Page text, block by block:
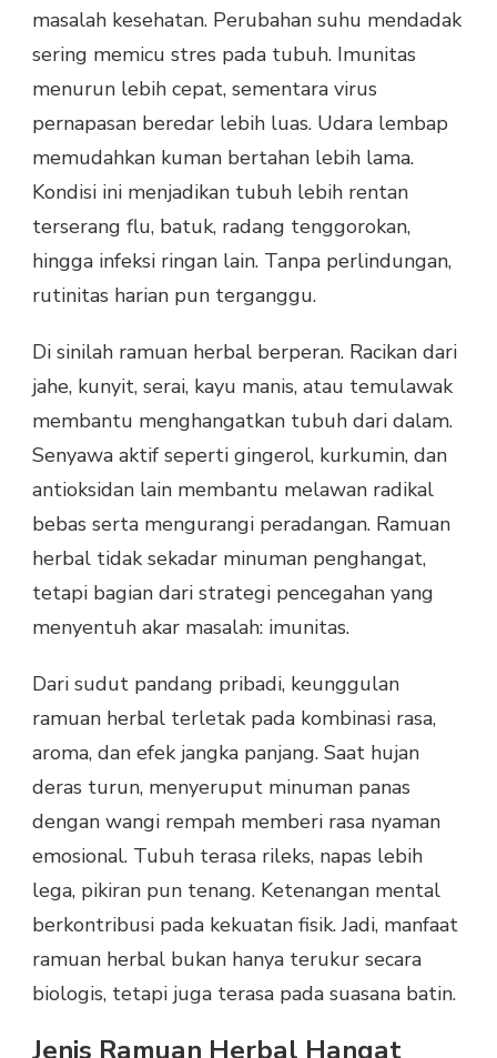
masalah kesehatan. Perubahan suhu mendadak
sering memicu stres pada tubuh. Imunitas
menurun lebih cepat, sementara virus
pernapasan beredar lebih luas. Udara lembap
memudahkan kuman bertahan lebih lama.
Kondisi ini menjadikan tubuh lebih rentan
terserang flu, batuk, radang tenggorokan,
hingga infeksi ringan lain. Tanpa perlindungan,
rutinitas harian pun terganggu.
Di sinilah ramuan herbal berperan. Racikan dari
jahe, kunyit, serai, kayu manis, atau temulawak
membantu menghangatkan tubuh dari dalam.
Senyawa aktif seperti gingerol, kurkumin, dan
antioksidan lain membantu melawan radikal
bebas serta mengurangi peradangan. Ramuan
herbal tidak sekadar minuman penghangat,
tetapi bagian dari strategi pencegahan yang
menyentuh akar masalah: imunitas.
Dari sudut pandang pribadi, keunggulan
ramuan herbal terletak pada kombinasi rasa,
aroma, dan efek jangka panjang. Saat hujan
deras turun, menyeruput minuman panas
dengan wangi rempah memberi rasa nyaman
emosional. Tubuh terasa rileks, napas lebih
lega, pikiran pun tenang. Ketenangan mental
berkontribusi pada kekuatan fisik. Jadi, manfaat
ramuan herbal bukan hanya terukur secara
biologis, tetapi juga terasa pada suasana batin.
Jenis Ramuan Herbal Hangat